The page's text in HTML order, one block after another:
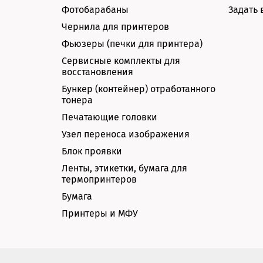
Фотобарабаны
Чернила для принтеров
Фьюзеры (печки для принтера)
Сервисные комплекты для
восстановления
Бункер (контейнер) отработанного
тонера
Печатающие головки
Узел переноса изображения
Блок проявки
Ленты, этикетки, бумага для
термопринтеров
Бумага
Принтеры и МФУ
Задать